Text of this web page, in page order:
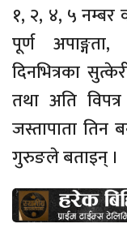
१, २, ४, ५ नम्बर
पूर्ण
दिनभित्रका
तथा अति
जस्तापाता
गुरुङले बताइन् ।